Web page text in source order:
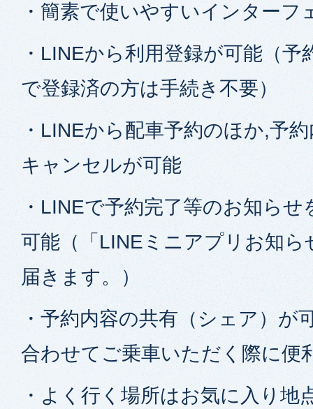
・簡素で使いやすいインターフ
・LINEから利用登録が可能（
で登録済の方は手続き不要）
・LINEから配車予約のほか,予
キャンセルが可能
・LINEで予約完了等のお知ら
可能（「LINEミニアプリお知ら
届きます。）
・予約内容の共有（シェア）が
合わせてご乗車いただく際に便
・よく行く場所はお気に入り地